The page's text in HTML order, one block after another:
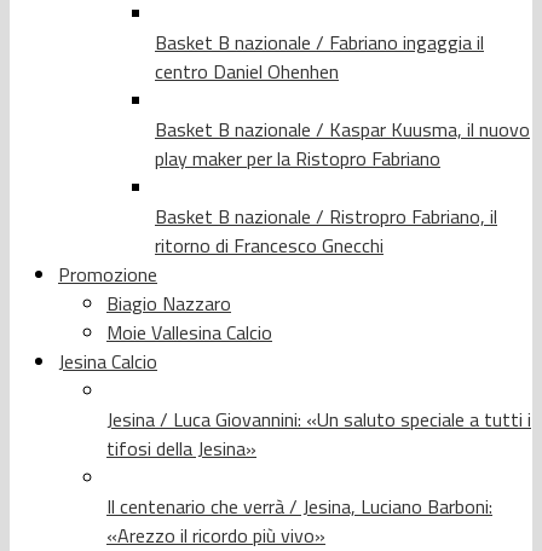
Basket B nazionale / Fabriano ingaggia il
centro Daniel Ohenhen
Basket B nazionale / Kaspar Kuusma, il nuovo
play maker per la Ristopro Fabriano
Basket B nazionale / Ristropro Fabriano, il
ritorno di Francesco Gnecchi
Promozione
Biagio Nazzaro
Moie Vallesina Calcio
Jesina Calcio
Jesina / Luca Giovannini: «Un saluto speciale a tutti i
tifosi della Jesina»
Il centenario che verrà / Jesina, Luciano Barboni:
«Arezzo il ricordo più vivo»